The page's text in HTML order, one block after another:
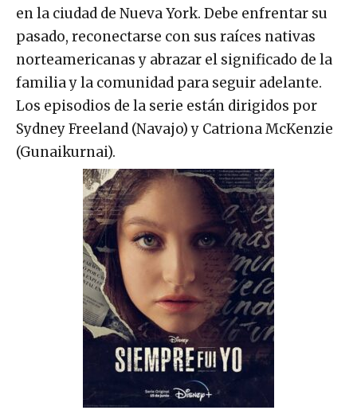
en la ciudad de Nueva York. Debe enfrentar su
pasado, reconectarse con sus raíces nativas
norteamericanas y abrazar el significado de la
familia y la comunidad para seguir adelante.
Los episodios de la serie están dirigidos por
Sydney Freeland (Navajo) y Catriona McKenzie
(Gunaikurnai).